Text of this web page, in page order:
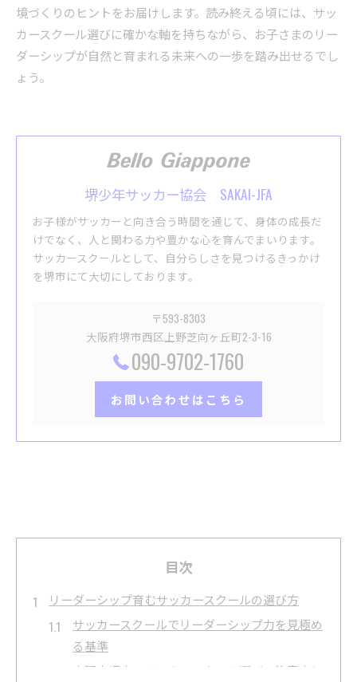
境づくりのヒントをお届けします。読み終える頃には、サッ
カースクール選びに確かな軸を持ちながら、お子さまのリー
ダーシップが自然と育まれる未来への一歩を踏み出せるでし
ょう。
堺少年サッカー協会 SAKAI-JFA
お子様がサッカーと向き合う時間を通じて、身体の成長だ
けでなく、人と関わる力や豊かな心を育んでまいります。
サッカースクールとして、自分らしさを見つけるきっかけ
を堺市にて大切にしております。
〒593-8303
大阪府堺市西区上野芝向ヶ丘町2-3-16
090-9702-1760
お問い合わせはこちら
目次
リーダーシップ育むサッカースクールの選び方
サッカースクールでリーダーシップ力を見極め
る基準
大阪府堺市のサッカースクール選びの注意点と